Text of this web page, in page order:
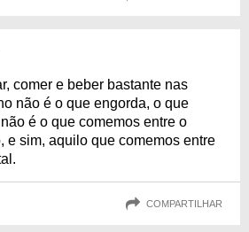
comer e beber bastante nas
não é o que engorda, o que
é o que comemos entre o
e sim, aquilo que comemos entre
COMPARTILHAR